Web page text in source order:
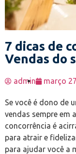
7 dicas de
Vendas do
admin março
Se você é dono de
vendas sempre em
concorrência é
para atrair e
para ajudar você a